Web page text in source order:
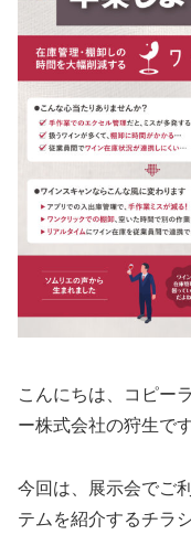
こんにちは、コピー
ー株式会社の狩生です
今回は、展示会でご
テムを紹介するチラ